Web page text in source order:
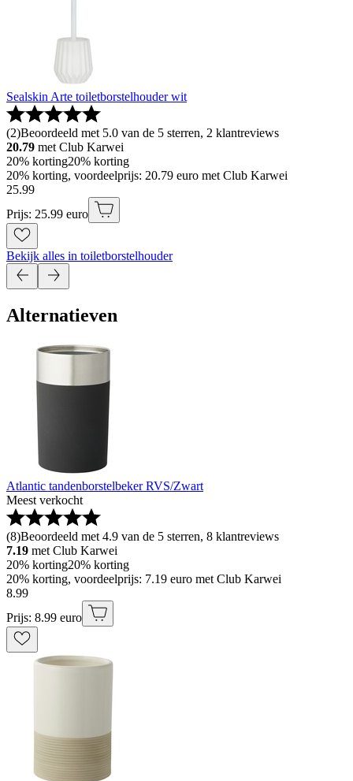
Sealskin Arte toiletborstelhouder wit
(2)Beoordeeld met 5.0 van de 5 sterren, 2 klantreviews
20.79 met Club Karwei
20% korting20% korting
20% korting, voordeelprijs: 20.79 euro met Club Karwei
25.99
Prijs: 25.99 euro
Bekijk alles in toiletborstelhouder
Alternatieven
Atlantic tandenborstelbeker RVS/Zwart
Meest verkocht
(8)Beoordeeld met 4.9 van de 5 sterren, 8 klantreviews
7.19 met Club Karwei
20% korting20% korting
20% korting, voordeelprijs: 7.19 euro met Club Karwei
8.99
Prijs: 8.99 euro